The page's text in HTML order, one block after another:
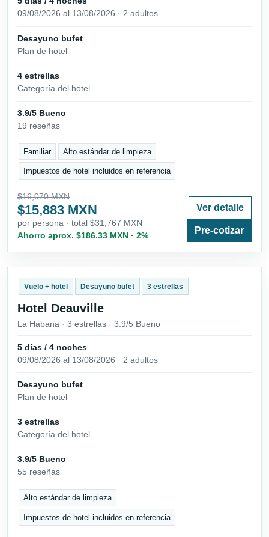
09/08/2026 al 13/08/2026 · 2 adultos
Desayuno bufet
Plan de hotel
4 estrellas
Categoría del hotel
3.9/5 Bueno
19 reseñas
Familiar Alto estándar de limpieza
Impuestos de hotel incluidos en referencia
$16,070 MXN
$15,883 MXN
por persona · total $31,767 MXN
Ahorro aprox. $186.33 MXN · 2%
Ver detalle
Pre-cotizar
Vuelo + hotel Desayuno bufet 3 estrellas
Hotel Deauville
La Habana · 3 estrellas · 3.9/5 Bueno
5 días / 4 noches
09/08/2026 al 13/08/2026 · 2 adultos
Desayuno bufet
Plan de hotel
3 estrellas
Categoría del hotel
3.9/5 Bueno
55 reseñas
Alto estándar de limpieza
Impuestos de hotel incluidos en referencia